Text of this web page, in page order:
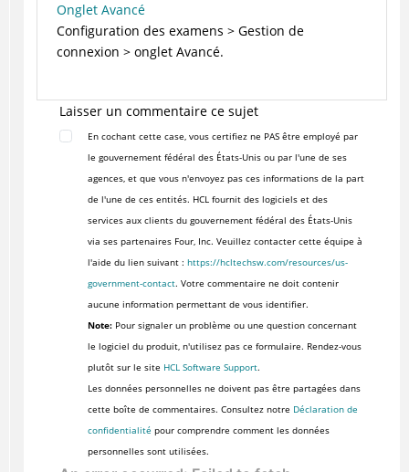
Onglet Avancé
Configuration des examens > Gestion de
connexion > onglet Avancé.
Laisser un commentaire ce sujet
En cochant cette case, vous certifiez ne PAS être employé par
le gouvernement fédéral des États-Unis ou par l'une de ses
agences, et que vous n'envoyez pas ces informations de la part
de l'une de ces entités. HCL fournit des logiciels et des
services aux clients du gouvernement fédéral des États-Unis
via ses partenaires Four, Inc. Veuillez contacter cette équipe à
l'aide du lien suivant : https://hcltechsw.com/resources/us-
government-contact. Votre commentaire ne doit contenir
aucune information permettant de vous identifier.
Note:Pour signaler un problème ou une question concernant
le logiciel du produit, n'utilisez pas ce formulaire. Rendez-vous
plutôt sur le site HCL Software Support.
Les données personnelles ne doivent pas être partagées dans
cette boîte de commentaires. Consultez notre Déclaration de
confidentialité pour comprendre comment les données
personnelles sont utilisées.